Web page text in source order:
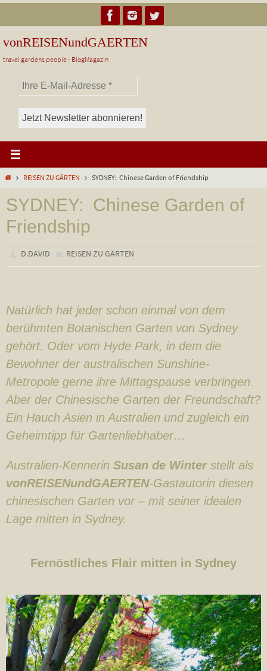
Inhalt
springen
vonREISENundGAERTEN
travel gardens people - BlogMagazin
StartREISEN ZU GÄRTEN SYDNEY: Chinese Garden of Friendship
SYDNEY: Chinese Garden of
Friendship
D.DAVID REISEN ZU GÄRTEN
Natürlich hat jeder schon einmal von dem
berühmten Botanischen Garten von Sydney
gehört. Oder vom Hyde Park, in dem die
Bewohner der australischen Sunshine-
Metropole gerne ihre Mittagspause verbringen.
Aber der Chinesische Garten der Freundschaft?
Ein Hauch Asien in Australien und zugleich ein
Geheimtipp für Gartenliebhaber…
Australien-Kennerin Susan de Winterstellt als
vonREISENundGAERTEN-Gastautorin diesen
chinesischen Garten vor – mit seiner idealen
Lage mitten in Sydney.
Fernöstliches Flair mitten in Sydney